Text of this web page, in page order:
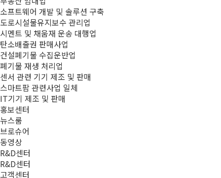
소프트웨어 개발 및 솔루션 구축
도로시설물유지보수 관리업
시멘트 및 채움재 운송 대행업
탄소배출권 판매사업
건설폐기물 수집운반업
폐기물 재생 처리업
센서 관련 기기 제조 및 판매
스마트팜 관련사업 일체
IT기기 제조 및 판매
홍보센터
뉴스룸
브로슈어
동영상
R&D센터
R&D센터
고객센터